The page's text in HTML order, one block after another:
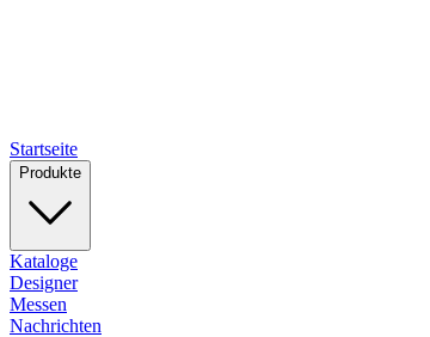
Startseite
Produkte
Kataloge
Designer
Messen
Nachrichten